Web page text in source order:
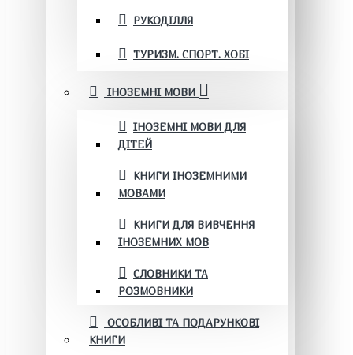
РУКОДІЛЛЯ
ТУРИЗМ. СПОРТ. ХОБІ
ІНОЗЕМНІ МОВИ
ІНОЗЕМНІ МОВИ ДЛЯ
ДІТЕЙ
КНИГИ ІНОЗЕМНИМИ
МОВАМИ
КНИГИ ДЛЯ ВИВЧЕННЯ
ІНОЗЕМНИХ МОВ
СЛОВНИКИ ТА
РОЗМОВНИКИ
ОСОБЛИВІ ТА ПОДАРУНКОВІ
КНИГИ